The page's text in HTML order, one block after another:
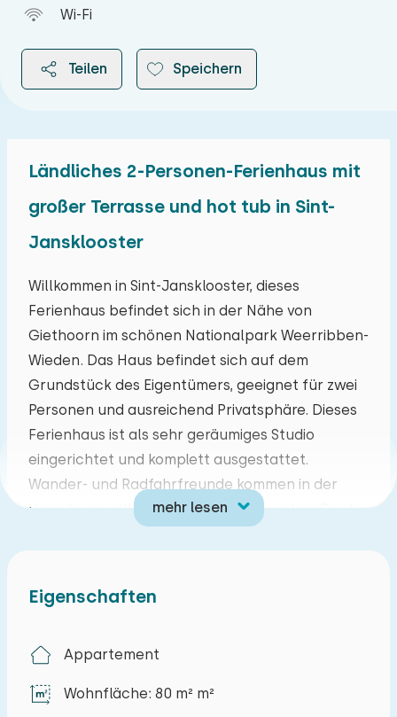
Wi-Fi
Teilen Speichern
Ländliches 2-Personen-Ferienhaus mit
großer Terrasse und hot tub in Sint-
Jansklooster
Willkommen in Sint-Jansklooster, dieses
Ferienhaus befindet sich in der Nähe von
Giethoorn im schönen Nationalpark Weerribben-
Wieden. Das Haus befindet sich auf dem
Grundstück des Eigentümers, geeignet für zwei
Personen und ausreichend Privatsphäre. Dieses
Ferienhaus ist als sehr geräumiges Studio
eingerichtet und komplett ausgestattet.
Wander- und Radfahrfreunde kommen in der
Umgebung voll auf ihre Kosten! Besuchen Sie die
durch die Grachten und Schilfgürtel. Sind Sie
Stiefelpfad am Bezoekerscentrum de Wieden
führt direkt durch das Schilfgebiet, vorbei an
offenen Heuwiesen und Sumpfwäldern. Für eine
mehr lesen
Mo Di Mi Do Fr Sa
27 28 29 30 31 01
03 04 05 06 07 08
10 11 12 13 14 15 16
17 18 19 20 21 22
Eigenschaften
Appartement
Wohnfläche: 80 m² m²